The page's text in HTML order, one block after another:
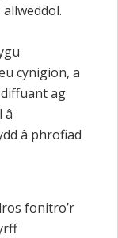
cynigion, a
ag
â
â phrofiad
fonitro’r